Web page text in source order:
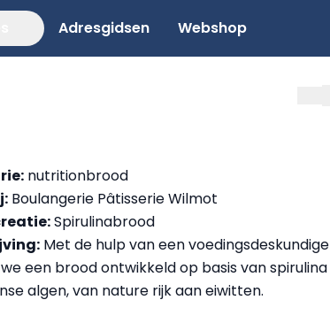
Adresgidsen Webshop
nutritionbrood
Boulangerie Pâtisserie Wilmot
Spirulinabrood
Met de hulp van een voedingsdeskundige
een brood ontwikkeld op basis van spirulina
algen, van nature rijk aan eiwitten.